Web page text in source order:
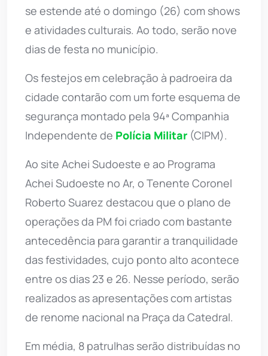
se estende até o domingo (26) com shows
e atividades culturais. Ao todo, serão nove
dias de festa no município.
Os festejos em celebração à padroeira da
cidade contarão com um forte esquema de
segurança montado pela 94ª Companhia
Independente de Polícia Militar (CIPM).
Ao site Achei Sudoeste e ao Programa
Achei Sudoeste no Ar, o Tenente Coronel
Roberto Suarez destacou que o plano de
operações da PM foi criado com bastante
antecedência para garantir a tranquilidade
das festividades, cujo ponto alto acontece
entre os dias 23 e 26. Nesse período, serão
realizados as apresentações com artistas
de renome nacional na Praça da Catedral.
Em média, 8 patrulhas serão distribuídas no